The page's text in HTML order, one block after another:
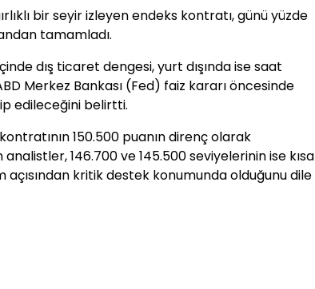
bir seyir izleyen endeks kontratı, günü yüzde
tamamladı.
dış ticaret dengesi, yurt dışında ise saat
Merkez Bankası (Fed) faiz kararı öncesinde
edileceğini belirtti.
150.500 puanın direnç olarak
146.700 ve 145.500 seviyelerinin ise kısa
kritik destek konumunda olduğunu dile